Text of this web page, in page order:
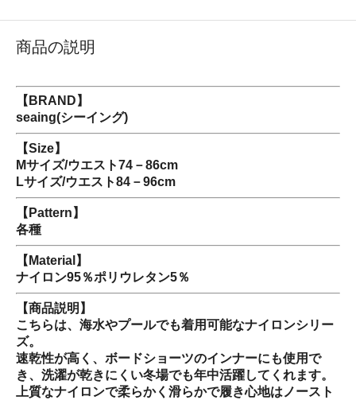
商品の説明
【BRAND】
seaing(シーイング)
【Size】
Mサイズ/ウエスト74－86cm
Lサイズ/ウエスト84－96cm
【Pattern】
各種
【Material】
ナイロン95％ポリウレタン5％
【商品説明】
こちらは、海水やプールでも着用可能なナイロンシリー
ズ。
速乾性が高く、ボードショーツのインナーにも使用で
き、洗濯が乾きにくい冬場でも年中活躍してくれます。
上質なナイロンで柔らかく滑らかで履き心地はノースト